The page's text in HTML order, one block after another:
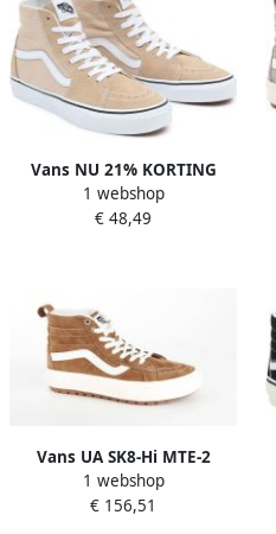
Vans NU 21% KORTING
Sneakers SK8 Hi Tapered
1 webshop
€ 48,49
Vans UA SK8-Hi MTE-2
dames sneaker Cognac
1 webshop
€ 156,51